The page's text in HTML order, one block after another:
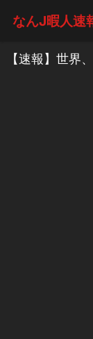
なんJ暇人速
【速報】世界